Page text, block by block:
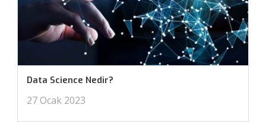
Data Science Nedir?
27 Ocak 2023